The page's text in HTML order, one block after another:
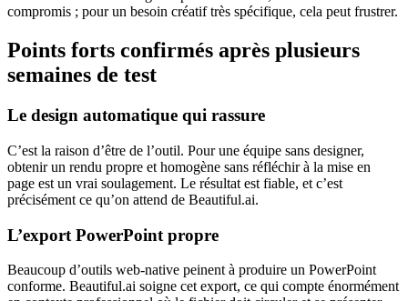
compromis ; pour un besoin créatif très spécifique, cela peut frustrer.
Points forts confirmés après plusieurs
semaines de test
Le design automatique qui rassure
C’est la raison d’être de l’outil. Pour une équipe sans designer,
obtenir un rendu propre et homogène sans réfléchir à la mise en
page est un vrai soulagement. Le résultat est fiable, et c’est
précisément ce qu’on attend de Beautiful.ai.
L’export PowerPoint propre
Beaucoup d’outils web-native peinent à produire un PowerPoint
conforme. Beautiful.ai soigne cet export, ce qui compte énormément